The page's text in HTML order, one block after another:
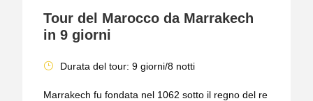
Tour del Marocco da Marrakech
in 9 giorni
Durata del tour: 9 giorni/8 notti
Marrakech fu fondata nel 1062 sotto il regno del re